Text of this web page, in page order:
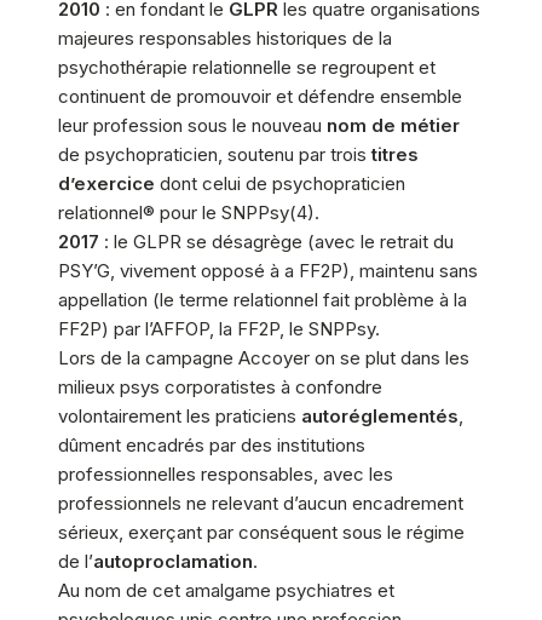
2010 : en fondant le GLPR les quatre organisations
majeures responsables historiques de la
psychothérapie relationnelle se regroupent et
continuent de promouvoir et défendre ensemble
leur profession sous le nouveau nom de métier
de psychopraticien, soutenu par troistitres
d’exercice dont celui de psychopraticien
relationnel® pour le SNPPsy(4).
2017 : le GLPR se désagrège (avec le retrait du
PSY’G, vivement opposé à a FF2P), maintenu sans
appellation (le terme relationnel fait problème à la
FF2P) par l’AFFOP, la FF2P, le SNPPsy.
Lors de la campagne Accoyer on se plut dans les
milieux psys corporatistes à confondre
volontairement les praticiens autoréglementés,
dûment encadrés par des institutions
professionnelles responsables, avec les
professionnels ne relevant d’aucun encadrement
sérieux, exerçant par conséquent sous le régime
de l’autoproclamation.
Au nom de cet amalgame psychiatres et